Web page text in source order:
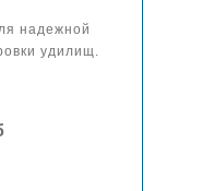
надежной
удилищ.